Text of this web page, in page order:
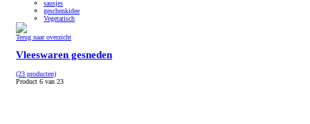
sausjes
geschenkidee
Vegetarisch
Terug naar overzicht
Vleeswaren gesneden
(23 producten)
Product 6 van 23